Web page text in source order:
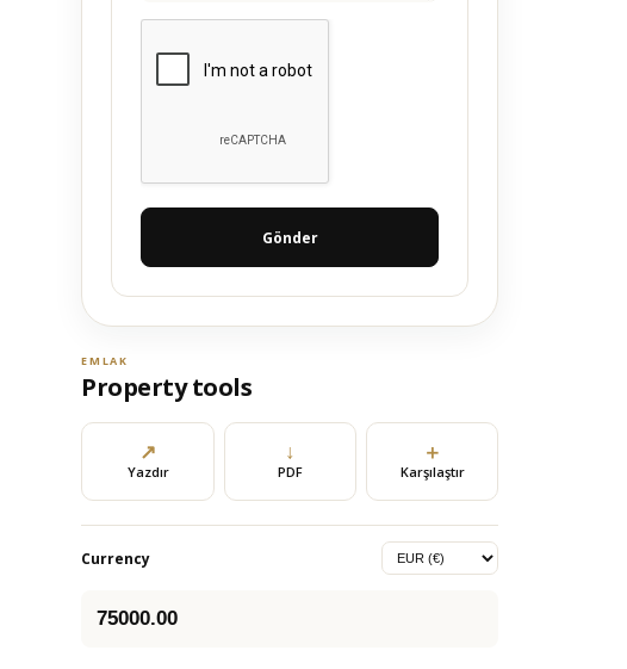
Gönder
EMLAK
Property tools
↗
Yazdır
↓
PDF
＋
Karşılaştır
Currency